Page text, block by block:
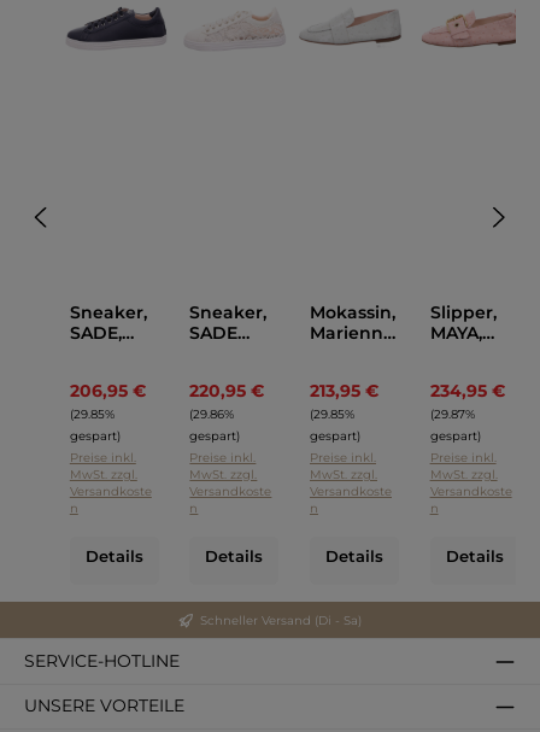
Sneaker,
SADE,
206,95 €
Regulärer Preis:
(29.85%
gespart)
Preise inkl.
MwSt. zzgl.
Versandkoste
n
Details
Sneaker,
SADE
220,95 €
Regulärer Preis:
(29.86%
gespart)
Preise inkl.
MwSt. zzgl.
Versandkoste
n
Details
Mokassin,
Marienne,
213,95 €
Regulärer Preis:
(29.85%
gespart)
Preise inkl.
MwSt. zzgl.
Versandkoste
n
Details
Slipper,
MAYA,
234,95 €
(29.87%
gespart)
Preise inkl.
MwSt. zzgl.
Versandkoste
n
Details
Schneller Versand (Di - Sa)
SERVICE-HOTLINE
UNSERE VORTEILE